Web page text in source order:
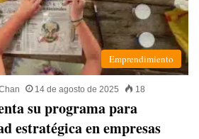
Emprendimiento
14 de agosto de 2025 18
su programa para
estratégica en empresas